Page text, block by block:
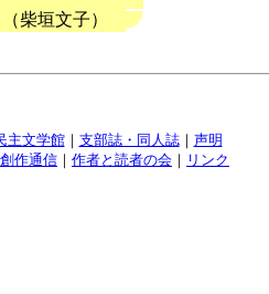
（柴垣文子）
主文学館｜ 支部誌・同人誌｜ 声明
創作通信 ｜ 作者と読者の会 ｜ リンク